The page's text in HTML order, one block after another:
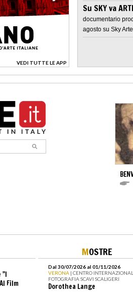
VEDI TUTTE LE APP
>
Su SKY va
documentario
agosto su Sky Arte
"I
Film
MOSTRE
Dal 30/07/2026 al 01/11/2026
VERONA | CENTRO
FOTOGRAFIA SCAVI SCALIGERI
Dorothea Lange